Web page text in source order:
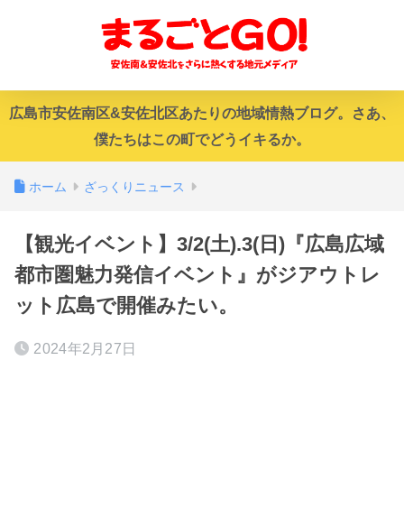
広島市安佐南区&安佐北区あたりの地域情熱ブログ。さあ、
僕たちはこの町でどうイキるか。
ホーム ざっくりニュース
【観光イベント】3/2(土).3(日)『広島広域
都市圏魅力発信イベント』がジアウトレ
ット広島で開催みたい。
2024年2月27日